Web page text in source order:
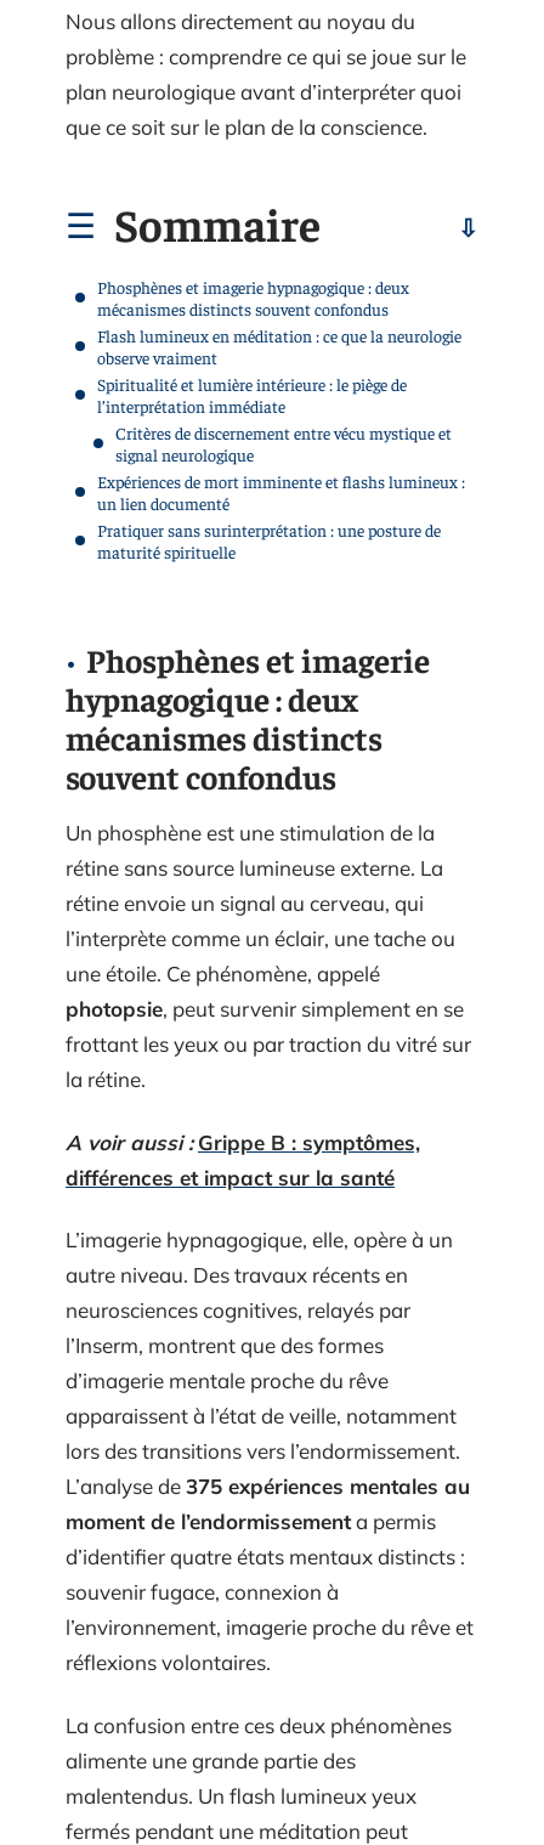
Nous allons directement au noyau du
problème : comprendre ce qui se joue sur le
plan neurologique avant d’interpréter quoi
que ce soit sur le plan de la conscience.
Sommaire
Phosphènes et imagerie hypnagogique : deux
mécanismes distincts souvent confondus
Flash lumineux en méditation : ce que la neurologie
observe vraiment
Spiritualité et lumière intérieure : le piège de
l’interprétation immédiate
Critères de discernement entre vécu mystique et
signal neurologique
Expériences de mort imminente et flashs lumineux :
un lien documenté
Pratiquer sans surinterprétation : une posture de
maturité spirituelle
Phosphènes et imagerie
hypnagogique : deux
mécanismes distincts
souvent confondus
Un phosphène est une stimulation de la
rétine sans source lumineuse externe. La
rétine envoie un signal au cerveau, qui
l’interprète comme un éclair, une tache ou
une étoile. Ce phénomène, appelé
photopsie, peut survenir simplement en se
frottant les yeux ou par traction du vitré sur
la rétine.
A voir aussi : Grippe B : symptômes,
différences et impact sur la santé
L’imagerie hypnagogique, elle, opère à un
autre niveau. Des travaux récents en
neurosciences cognitives, relayés par
l’Inserm, montrent que des formes
d’imagerie mentale proche du rêve
apparaissent à l’état de veille, notamment
lors des transitions vers l’endormissement.
L’analyse de375 expériences mentales au
moment de l’endormissementa permis
d’identifier quatre états mentaux distincts :
souvenir fugace, connexion à
l’environnement, imagerie proche du rêve et
réflexions volontaires.
La confusion entre ces deux phénomènes
alimente une grande partie des
malentendus. Un flash lumineux yeux
fermés pendant une méditation peut